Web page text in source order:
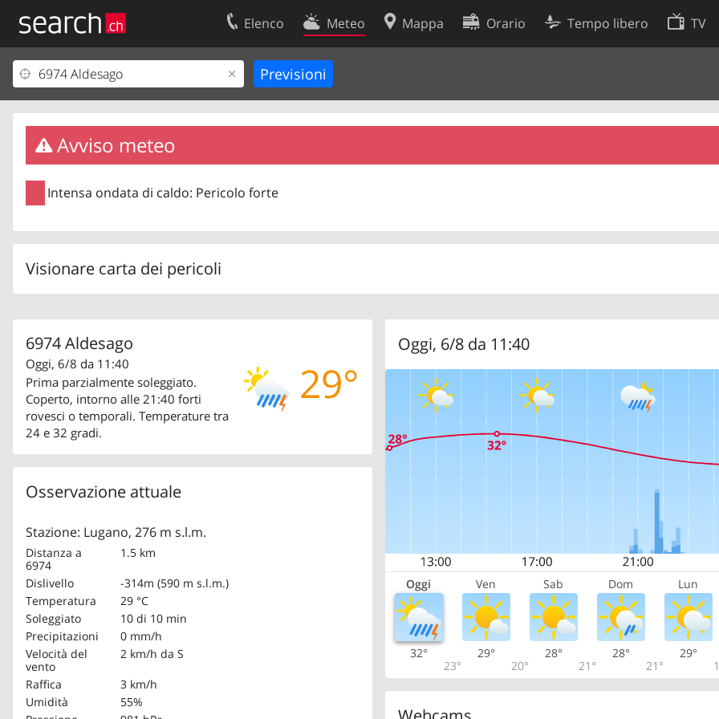
Elenco Meteo Mappa Orario Tempo libero TV
Avviso meteo
Intensa ondata di caldo: Pericolo forte
Visionare carta dei pericoli
6974 Aldesago
29°
Oggi, 6/8 da 11:40
Prima parzialmente soleggiato.
Coperto, intorno alle 21:40 forti
rovesci o temporali. Temperature tra
24 e 32 gradi.
Osservazione attuale
Stazione: Lugano, 276 m s.l.m.
Distanza a
6974
1.5 km
Dislivello
-314m (590 m s.l.m.)
Temperatura
29 °C
Soleggiato
10 di 10 min
Precipitazioni
0 mm/h
Velocità del
vento
2 km/h da S
Raffica
3 km/h
Umidità
55%
Oggi, 6/8 da 11:40
Oggi Ven Sab Dom Lun
32°
23°
29°
20°
28°
21°
28°
21°
29°
Il vostro profolio
Area clienti
Informazioni Legali
Contatti
Condizioni d’uso
Protezione dei dati
Preferenze cookie
Sviluppatori